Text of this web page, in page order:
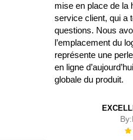
mise en place de la
service client, qui a
questions. Nous
l’emplacement du
représente une
en ligne
globale du produit.
By: